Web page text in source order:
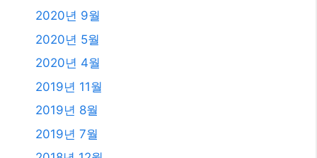
2018년 5월
2018년 2월
2018년 1월
2017년 12월
2017년 11월
2017년 10월